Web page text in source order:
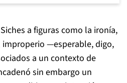
a figuras como la ironía,
—esperable, digo,
a un contexto de
sin embargo un